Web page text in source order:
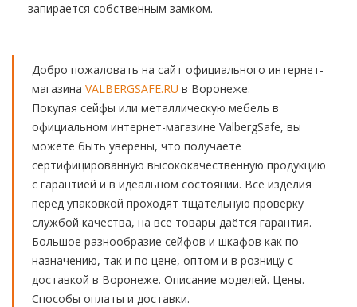
запирается собственным замком.
Добро пожаловать на сайт официального интернет-
магазина VALBERGSAFE.RU в Воронеже.
Покупая сейфы или металлическую мебель в
официальном интернет-магазине ValbergSafe, вы
можете быть уверены, что получаете
сертифицированную высококачественную продукцию
с гарантией и в идеальном состоянии. Все изделия
перед упаковкой проходят тщательную проверку
службой качества, на все товары даётся гарантия.
Большое разнообразие сейфов и шкафов как по
назначению, так и по цене, оптом и в розницу с
доставкой в Воронеже. Описание моделей. Цены.
Способы оплаты и доставки.